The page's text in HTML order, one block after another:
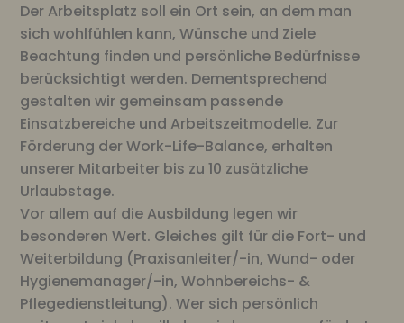
Der Arbeitsplatz soll ein Ort sein, an dem man
sich wohlfühlen kann, Wünsche und Ziele
Beachtung finden und persönliche Bedürfnisse
berücksichtigt werden. Dementsprechend
gestalten wir gemeinsam passende
Einsatzbereiche und Arbeitszeitmodelle. Zur
Förderung der Work-Life-Balance, erhalten
unserer Mitarbeiter bis zu 10 zusätzliche
Urlaubstage.
Vor allem auf die Ausbildung legen wir
besonderen Wert. Gleiches gilt für die Fort- und
Weiterbildung (Praxisanleiter/-in, Wund- oder
Hygienemanager/-in, Wohnbereichs- &
Pflegedienstleitung). Wer sich persönlich